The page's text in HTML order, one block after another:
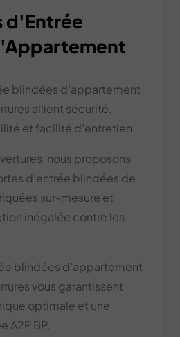
d'Entrée
blindées d’appartement
allient sécurité,
et facilité d’entretien.
nous proposons
d’entrée blindées de
sur-mesure et
inégalée contre les
blindées d’appartement
vous garantissent
optimale et une
A2P BP.